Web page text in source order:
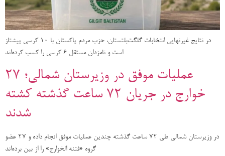
در نتایج غیرنهایی انتخابات گلگت‌بلتستان، حزب مردم پاکستان با ۱۰ کرسی پیشتاز
است و نامزدان مستقل ۶ کرسی را کسب کرده‌اند
عملیات موفق در وزیرستان شمالی؛ ۲۷
خوارج در جریان ۷۲ ساعت گذشته کشته
شدند
در وزیرستان شمالی طی ۷۲ ساعت گذشته چندین عملیات موفق انجام داده و ۲۷ عضو
گروه «فتنه الخوارج» را از بین برده‌اند